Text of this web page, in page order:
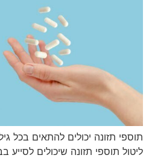
תוספי תזונה יכולים להתאים בכל
ליטול תוספי תזונה שיכולים לסייע